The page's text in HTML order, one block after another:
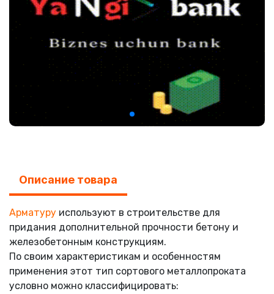
Описание товара
Арматуру используют в строительстве для
придания дополнительной прочности бетону и
железобетонным конструкциям.
По своим характеристикам и особенностям
применения этот тип сортового металлопроката
условно можно классифицировать: